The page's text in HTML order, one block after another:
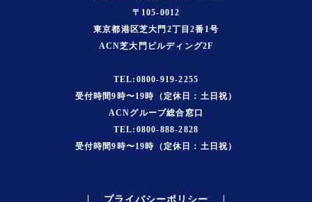
〒105-0012
東京都港区芝大門2丁目2番1号
ACN芝大門ビルディング2F
TEL:0800-919-2255
受付時間9時〜19時（定休日：土日祝）
ACNグループ総合窓口
TEL:0800-888-2828
受付時間9時〜19時（定休日：土日祝）
プライバシーポリシー